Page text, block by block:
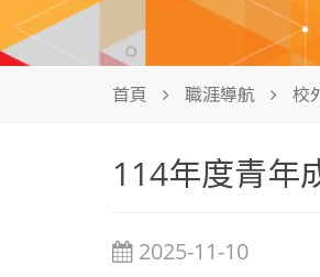
首頁 職涯導航 校
114年度青年
2025-11-10